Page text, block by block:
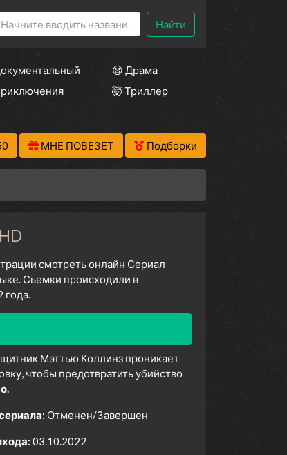
Найти
😫 Драма
🤯 Триллер
МНЕ ПОВЕЗЕТ Подборки
смотреть онлайн Сериал
Сьемки происходили в
года.
Мэттью Коллинз проникает
чтобы предотвратить убийство
Отменен/Завершен
03.10.2022